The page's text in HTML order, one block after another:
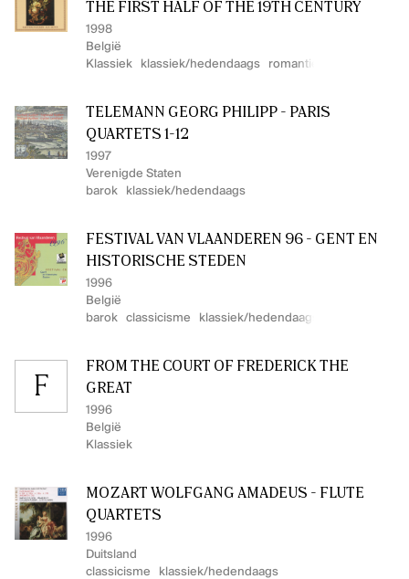
Het kantoor van Kunstenpunt vind je
in de Ravensteingalerij vlak naast
het Centraal Station in Brussel.
THE FIRST HALF OF THE 19TH CENTURY
1998
België
Klassiek
klassiek/hedendaags romantiek
TELEMANN GEORG PHILIPP - PARIS
QUARTETS 1-12
1997
Verenigde Staten
barok
klassiek/hedendaags
FESTIVAL VAN VLAANDEREN 96 - GENT EN
HISTORISCHE STEDEN
1996
België
barok
classicisme klassiek/hedendaags
F
FROM THE COURT OF FREDERICK THE
GREAT
1996
België
Klassiek
MOZART WOLFGANG AMADEUS - FLUTE
QUARTETS
1996
Duitsland
classicisme
klassiek/hedendaags